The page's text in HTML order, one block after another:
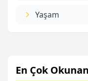
Yaşam
En Çok